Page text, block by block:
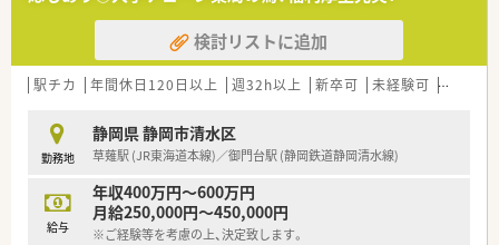
の人間関係が非常に良好で働きやすい環境が整っております。
【こんな方が活躍中】
■育児や家事と両立しながら働くスタッフが多く、産休や育休の
す。
■業務の機械化に対応しつつ患者様とのコミュニケーションを
楽しめる、ホスピタリティ精神に溢れた薬剤師が多く活躍してい
ます。
検討リストに追加
駅チカ 年間休日120日以上 週32h以上 新卒可 未経験可 ブラン
勤務地
静岡県 静岡市清水区
草薙駅 (JR東海道本線)／御門台駅 (静岡鉄道静岡清水線)
給与
年収400万円～600万円
月給250,000円～450,000円
※ご経験等を考慮の上、決定致します。